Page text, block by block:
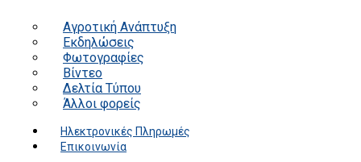
Αγροτική Ανάπτυξη
Εκδηλώσεις
Φωτογραφίες
Βίντεο
Δελτία Τύπου
Άλλοι φορείς
Ηλεκτρονικές Πληρωμές
Επικοινωνία